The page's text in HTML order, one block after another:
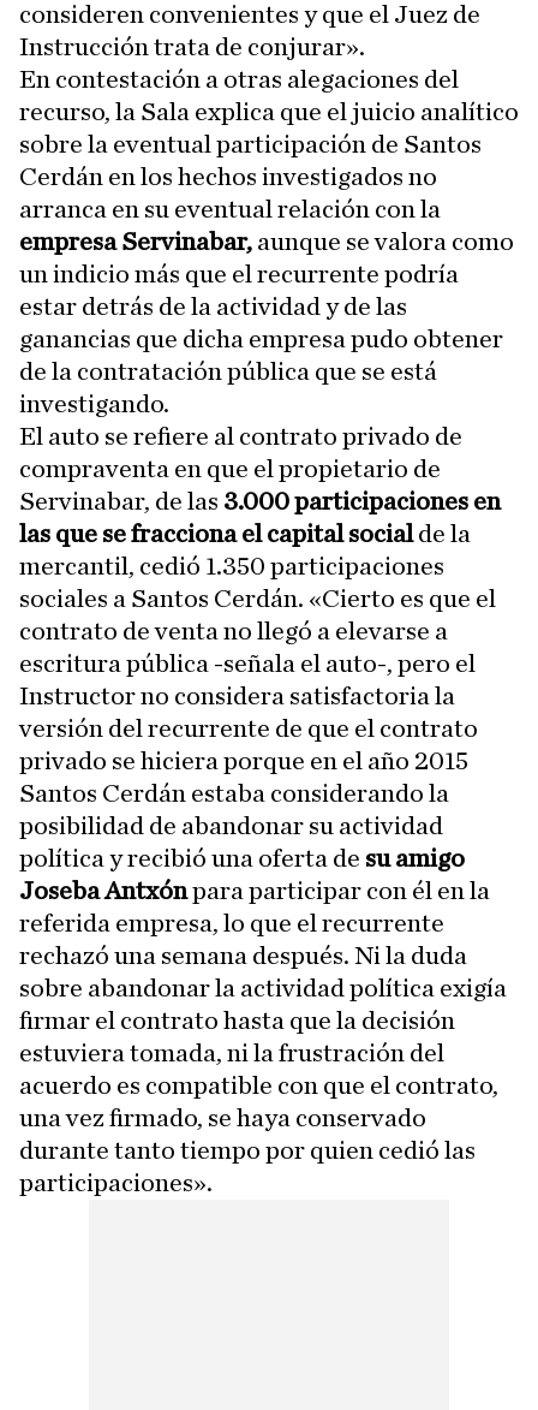
consideren convenientes y que el Juez de
Instrucción trata de conjurar».
En contestación a otras alegaciones del
recurso, la Sala explica que el juicio analítico
sobre la eventual participación de Santos
Cerdán en los hechos investigados no
arranca en su eventual relación con la
empresa Servinabar, aunque se valora como
un indicio más que el recurrente podría
estar detrás de la actividad y de las
ganancias que dicha empresa pudo obtener
de la contratación pública que se está
investigando.
El auto se refiere al contrato privado de
compraventa en que el propietario de
Servinabar, de las 3.000 participaciones en
las que se fracciona el capital socialde la
mercantil, cedió 1.350 participaciones
sociales a Santos Cerdán. «Cierto es que el
contrato de venta no llegó a elevarse a
escritura pública -señala el auto-, pero el
Instructor no considera satisfactoria la
versión del recurrente de que el contrato
privado se hiciera porque en el año 2015
Santos Cerdán estaba considerando la
posibilidad de abandonar su actividad
política y recibió una oferta de su amigo
Joseba Antxónpara participar con él en la
referida empresa, lo que el recurrente
rechazó una semana después. Ni la duda
sobre abandonar la actividad política exigía
firmar el contrato hasta que la decisión
estuviera tomada, ni la frustración del
acuerdo es compatible con que el contrato,
una vez firmado, se haya conservado
durante tanto tiempo por quien cedió las
participaciones».